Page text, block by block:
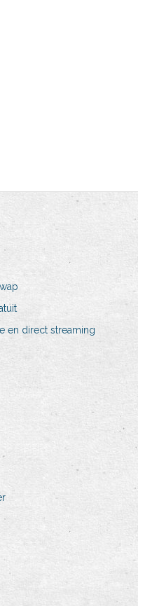
en direct streaming